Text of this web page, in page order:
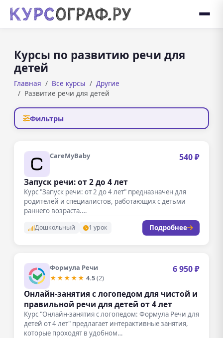
Курсы по развитию речи для
детей
Главная Все курсы
Другие
Развитие речи для детей
Фильтры
CareMyBaby 540 ₽
Запуск речи: от 2 до 4 лет
Курс "Запуск речи: от 2 до 4 лет" предназначен для
родителей и специалистов, работающих с детьми
раннего возраста.…
Дошкольный 1 урок Подробнее
Формула Речи
★★★★★ 4.5(2)
6 950 ₽
Онлайн-занятия с логопедом для чистой и
правильной речи для детей от 4 лет
Курс "Онлайн-занятия с логопедом: Формула Речи для
детей от 4 лет" предлагает интерактивные занятия,
которые проходят в удобном…